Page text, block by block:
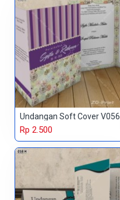
Undangan Soft Cover V056
Rp 2.500